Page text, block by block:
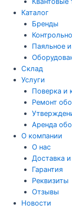
Каталог
Бренды
Паяльное
Склад
Услуги
Поверка и
Ремонт
Аренда
О компании
О нас
Доставка и
Гарантия
Реквизиты
Отзывы
Новости